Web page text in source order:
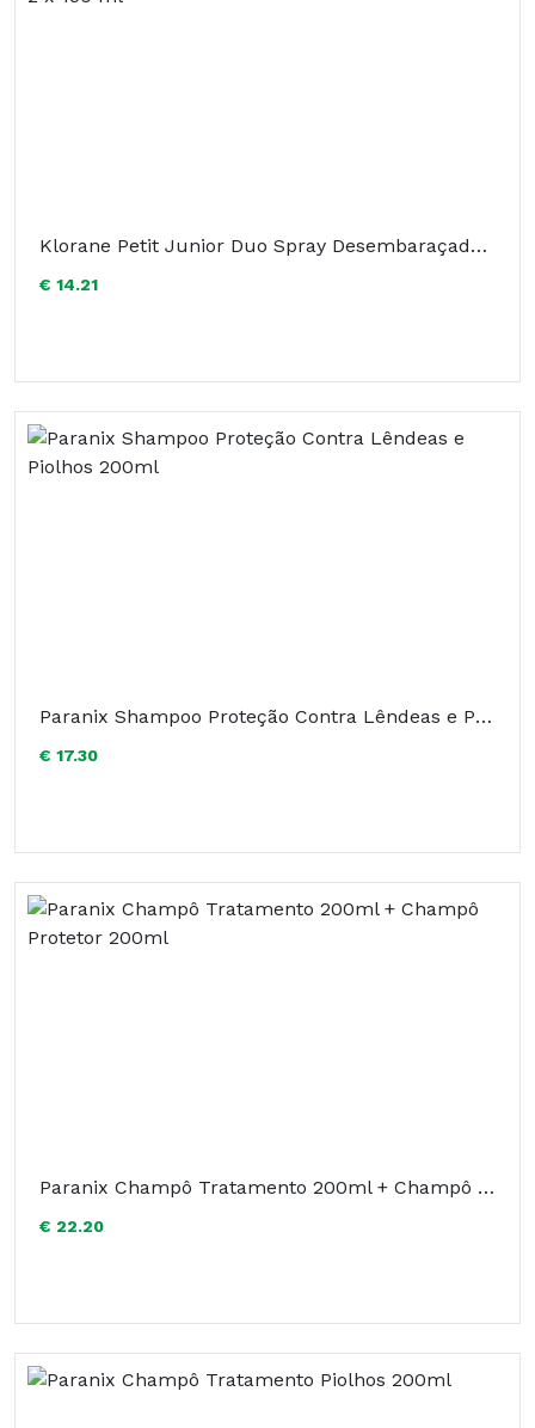
Klorane Petit Junior Duo Spray Desembaraçador 2 x 150 ml
€ 14.21
Paranix Shampoo Proteção Contra Lêndeas e Piolhos 200ml
€ 17.30
Paranix Champô Tratamento 200ml + Champô Protetor 200ml
€ 22.20